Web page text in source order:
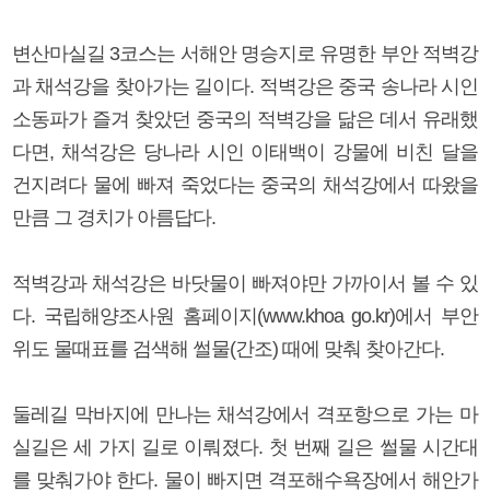
변산마실길 3코스는 서해안 명승지로 유명한 부안 적벽강
과 채석강을 찾아가는 길이다. 적벽강은 중국 송나라 시인
소동파가 즐겨 찾았던 중국의 적벽강을 닮은 데서 유래했
다면, 채석강은 당나라 시인 이태백이 강물에 비친 달을
건지려다 물에 빠져 죽었다는 중국의 채석강에서 따왔을
만큼 그 경치가 아름답다.
적벽강과 채석강은 바닷물이 빠져야만 가까이서 볼 수 있
다. 국립해양조사원 홈페이지(www.khoa go.kr)에서 부안
위도 물때표를 검색해 썰물(간조) 때에 맞춰 찾아간다.
둘레길 막바지에 만나는 채석강에서 격포항으로 가는 마
실길은 세 가지 길로 이뤄졌다. 첫 번째 길은 썰물 시간대
를 맞춰가야 한다. 물이 빠지면 격포해수욕장에서 해안가